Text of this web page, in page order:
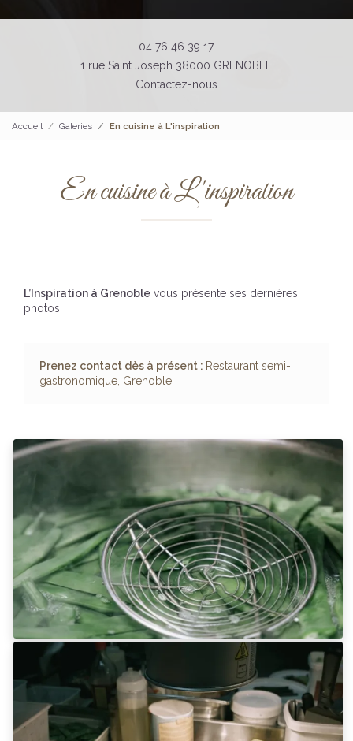
04 76 46 39 17
1 rue Saint Joseph 38000 GRENOBLE
Contactez-nous
Accueil Galeries En cuisine à L'inspiration
En cuisine à L'inspiration
L’Inspiration à Grenoble vous présente ses dernières
photos.
Prenez contact dès à présent : Restaurant semi-
gastronomique, Grenoble